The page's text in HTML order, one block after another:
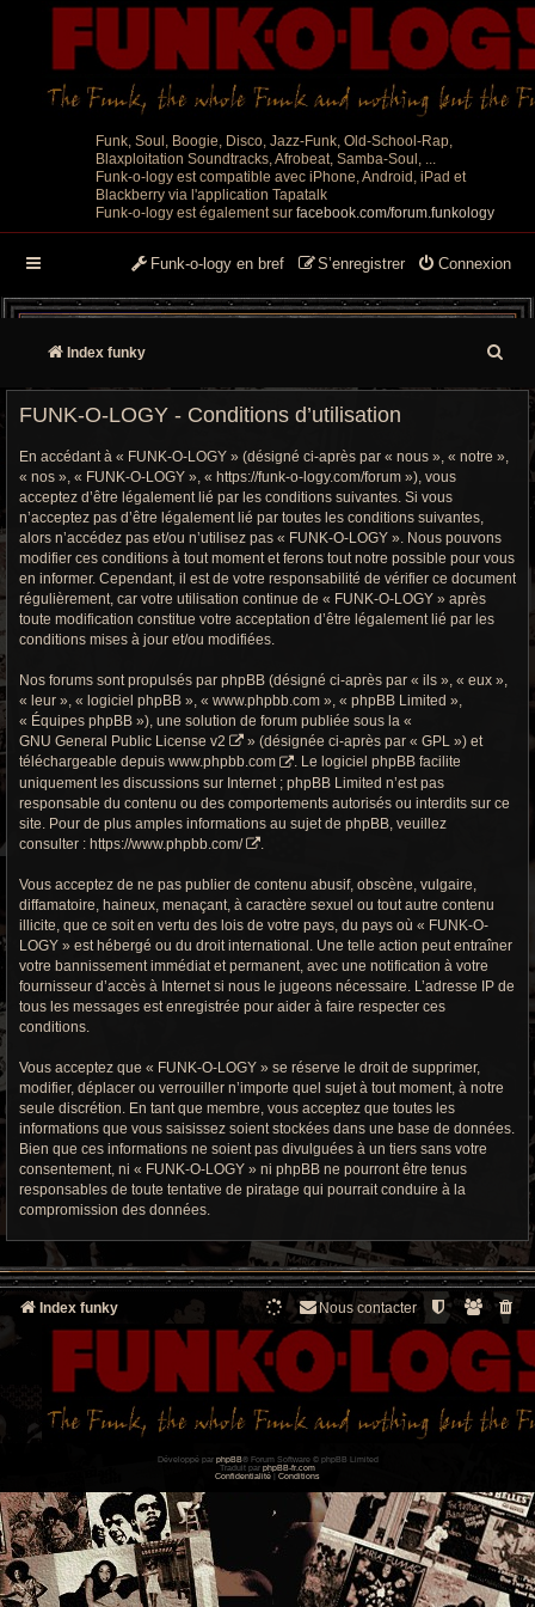
Funk, Soul, Boogie, Disco, Jazz-Funk, Old-School-Rap,
Blaxploitation Soundtracks, Afrobeat, Samba-Soul, ...
Funk-o-logy est compatible avec iPhone, Android, iPad et
Blackberry via l'application Tapatalk
Funk-o-logy est également sur facebook.com/forum.funkology
Connexion
S’enregistrer
Funk-o-logy en bref
Index funky
e
h
c
o
FUNK-O-LOGY - Conditions d’utilisation
En accédant à « FUNK-O-LOGY » (désigné ci-après par « nous », « notre »,
« nos », « FUNK-O-LOGY », « https://funk-o-logy.com/forum »), vous
acceptez d’être légalement lié par les conditions suivantes. Si vous
n’acceptez pas d’être légalement lié par toutes les conditions suivantes,
alors n’accédez pas et/ou n’utilisez pas « FUNK-O-LOGY ». Nous pouvons
modifier ces conditions à tout moment et ferons tout notre possible pour vous
en informer. Cependant, il est de votre responsabilité de vérifier ce document
régulièrement, car votre utilisation continue de « FUNK-O-LOGY » après
toute modification constitue votre acceptation d’être légalement lié par les
conditions mises à jour et/ou modifiées.
Nos forums sont propulsés par phpBB (désigné ci-après par « ils », « eux »,
« leur », « logiciel phpBB », « www.phpbb.com », « phpBB Limited »,
« Équipes phpBB »), une solution de forum publiée sous la «
GNU General Public License v2
» (désignée ci-après par « GPL ») et
téléchargeable depuis www.phpbb.com
. Le logiciel phpBB facilite
uniquement les discussions sur Internet ; phpBB Limited n’est pas
responsable du contenu ou des comportements autorisés ou interdits sur ce
site. Pour de plus amples informations au sujet de phpBB, veuillez
consulter : https://www.phpbb.com/
Vous acceptez de ne pas publier de contenu abusif, obscène, vulgaire,
diffamatoire, haineux, menaçant, à caractère sexuel ou tout autre contenu
illicite, que ce soit en vertu des lois de votre pays, du pays où « FUNK-O-
LOGY » est hébergé ou du droit international. Une telle action peut entraîner
votre bannissement immédiat et permanent, avec une notification à votre
fournisseur d’accès à Internet si nous le jugeons nécessaire. L’adresse IP de
tous les messages est enregistrée pour aider à faire respecter ces
conditions.
Vous acceptez que « FUNK-O-LOGY » se réserve le droit de supprimer,
modifier, déplacer ou verrouiller n’importe quel sujet à tout moment, à notre
seule discrétion. En tant que membre, vous acceptez que toutes les
informations que vous saisissez soient stockées dans une base de données.
Bien que ces informations ne soient pas divulguées à un tiers sans votre
consentement, ni « FUNK-O-LOGY » ni phpBB ne pourront être tenus
responsables de toute tentative de piratage qui pourrait conduire à la
compromission des données.
Index funky Nous contacter
Développé par phpBB® Forum Software © phpBB Limited
Traduit par phpBB-fr.com
Confidentialité
Conditions